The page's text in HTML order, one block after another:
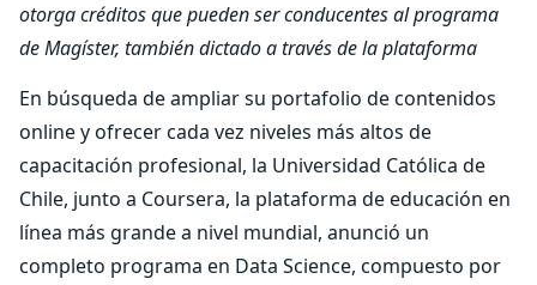
otorga créditos que pueden ser conducentes al programa
de Magíster, también dictado a través de la plataforma
En búsqueda de ampliar su portafolio de contenidos
online y ofrecer cada vez niveles más altos de
capacitación profesional, la Universidad Católica de
Chile, junto a Coursera, la plataforma de educación en
línea más grande a nivel mundial, anunció un
completo programa en Data Science, compuesto por